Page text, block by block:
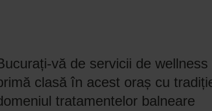
vă de servicii de
clasă în acest oraș cu
tratamentelor balneare